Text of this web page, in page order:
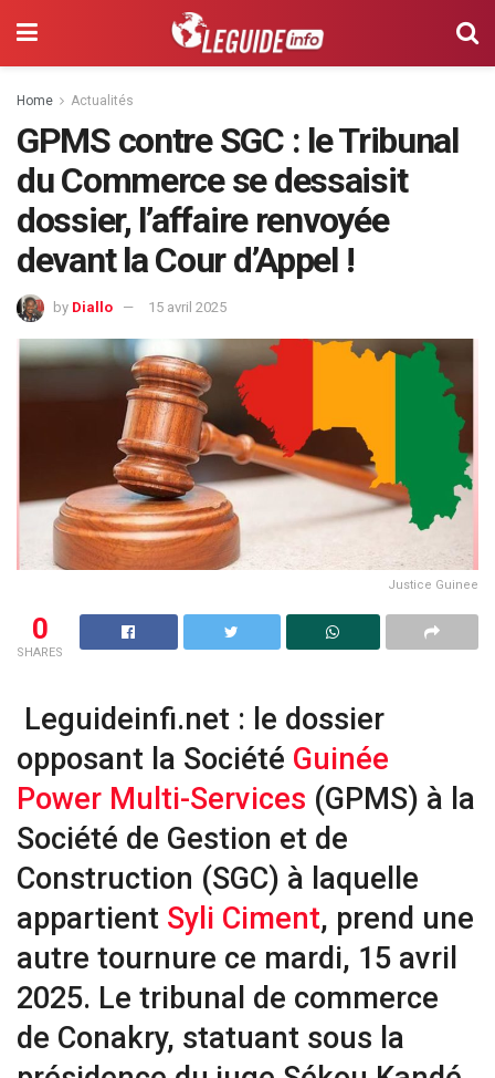
Home Actualités
GPMS contre SGC : le Tribunal
du Commerce se dessaisit
dossier, l’affaire renvoyée
devant la Cour d’Appel !
by Diallo 15 avril 2025
Justice Guinee
0
SHARES
Leguideinfi.net : le dossier
opposant la Société Guinée
Power Multi-Services (GPMS) à la
Société de Gestion et de
Construction (SGC) à laquelle
appartient Syli Ciment, prend une
autre tournure ce mardi, 15 avril
2025. Le tribunal de commerce
de Conakry, statuant sous la